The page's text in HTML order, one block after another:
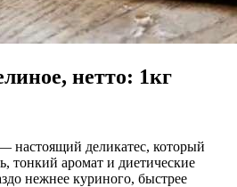
нетто: 1кг
настоящий деликатес, который
тонкий аромат и диетические
нежнее куриного, быстрее